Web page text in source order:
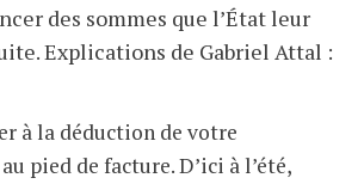
des sommes que l’État leur
Explications de Gabriel Attal :
à la déduction de votre
pied de facture. D’ici à l’été,